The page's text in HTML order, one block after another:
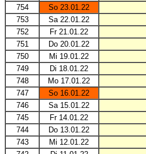
754
So 23.01.22
753
Sa 22.01.22
752
Fr 21.01.22
751
Do 20.01.22
750
Mi 19.01.22
749
Di 18.01.22
748
Mo 17.01.22
747
So 16.01.22
746
Sa 15.01.22
745
Fr 14.01.22
744
Do 13.01.22
743
Mi 12.01.22